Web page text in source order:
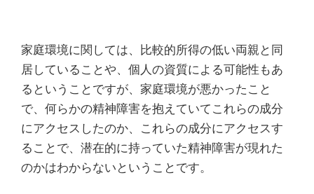
家庭環境に関しては、比較的所得の低い両親と同
居していることや、個人の資質による可能性もあ
るということですが、家庭環境が悪かったこと
で、何らかの精神障害を抱えていてこれらの成分
にアクセスしたのか、これらの成分にアクセスす
ることで、潜在的に持っていた精神障害が現れた
のかはわからないということです。